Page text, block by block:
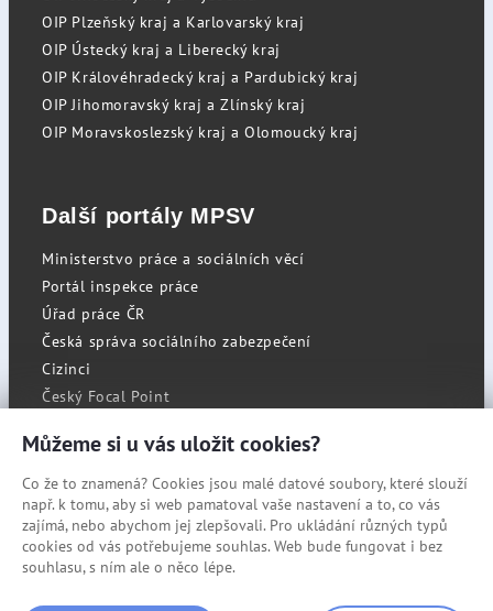
OIP Plzeňský kraj a Karlovarský kraj
OIP Ústecký kraj a Liberecký kraj
OIP Královéhradecký kraj a Pardubický kraj
OIP Jihomoravský kraj a Zlínský kraj
OIP Moravskoslezský kraj a Olomoucký kraj
Další portály MPSV
Ministerstvo práce a sociálních věcí
Portál inspekce práce
Úřad práce ČR
Česká správa sociálního zabezpečení
Cizinci
Český Focal Point
RSS
Cookies
Prohlášení o přístupnosti
Mapa stránek
Můžeme si u vás uložit cookies?
Co že to znamená? Cookies jsou malé datové soubory, které slouží
např. k tomu, aby si web pamatoval vaše nastavení a to, co vás
zajímá, nebo abychom jej zlepšovali. Pro ukládání různých typů
cookies od vás potřebujeme souhlas. Web bude fungovat i bez
souhlasu, s ním ale o něco lépe.